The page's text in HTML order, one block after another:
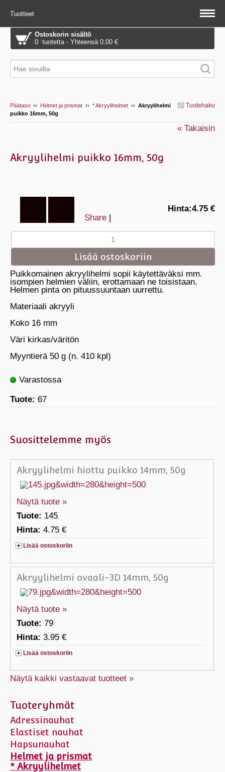
Tuotteet
Ostoskorin sisältö
0 tuotetta - Yhteensä 0.00 €
Tuotehaku
Päätaso ›› Helmet ja prismat ›› * Akryylihelmet ›› Akryylihelmi
puikko 16mm, 50g
« Takaisin
Akryylihelmi puikko 16mm, 50g
Share |
Hinta:4.75 €
Puikkomainen akryylihelmi sopii käytettäväksi mm.
isompien helmien väliin, erottamaan ne toisistaan.
Helmen pinta on pituussuuntaan uurrettu.
Materiaali akryyli
Koko 16 mm
Väri kirkas/väritön
Myyntierä 50 g (n. 410 kpl)
Varastossa
Tuote: 67
Suosittelemme myös
Akryylihelmi hiottu puikko 14mm, 50g
Näytä tuote »
Tuote: 145
Hinta: 4.75 €
Lisää ostoskoriin
Akryylihelmi ovaali-3D 14mm, 50g
Näytä tuote »
Tuote: 79
Hinta: 3.95 €
Lisää ostoskoriin
Näytä kaikki vastaavat tuotteet »
Tuoteryhmät
Adressinauhat
Elastiset nauhat
Hapsunauhat
Helmet ja prismat
* Akryylihelmet